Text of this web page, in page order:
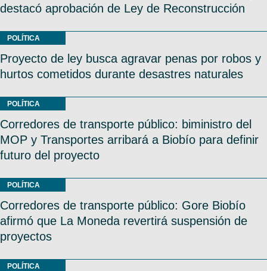
destacó aprobación de Ley de Reconstrucción
POLÍTICA
Proyecto de ley busca agravar penas por robos y
hurtos cometidos durante desastres naturales
POLÍTICA
Corredores de transporte público: biministro del
MOP y Transportes arribará a Biobío para definir
futuro del proyecto
POLÍTICA
Corredores de transporte público: Gore Biobío
afirmó que La Moneda revertirá suspensión de
proyectos
POLÍTICA